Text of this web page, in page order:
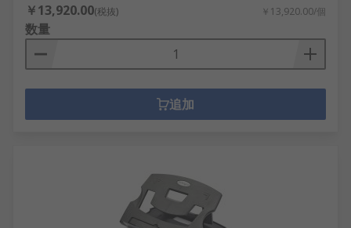
￥13,920.00(税抜) ￥13,920.00/個
数量
追加